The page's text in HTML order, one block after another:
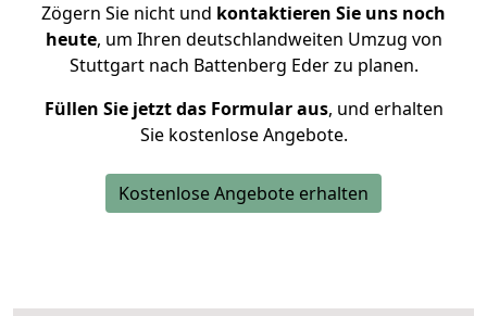
Zögern Sie nicht und kontaktieren Sie uns noch
heute, um Ihren deutschlandweiten Umzug von
Stuttgart nach Battenberg Eder zu planen.
Füllen Sie jetzt das Formular aus, und erhalten
Sie kostenlose Angebote.
Kostenlose Angebote erhalten